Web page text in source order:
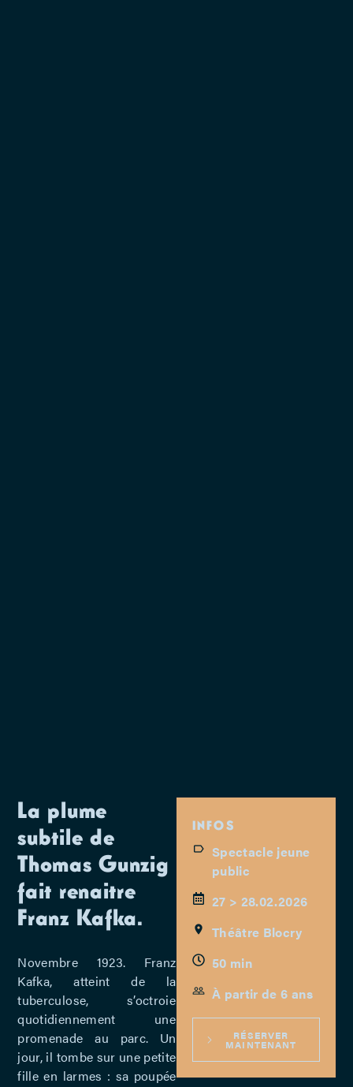
La plume
subtile de
Thomas Gunzig
fait renaitre
Franz Kafka.
Novembre 1923. Franz
Kafka, atteint de la
tuberculose, s’octroie
quotidiennement une
promenade au parc. Un
jour, il tombe sur une petite
fille en larmes : sa poupée
INFOS
Spectacle jeune
public
27 > 28.02.2026
Théâtre Blocry
50 min
À partir de 6 ans
RÉSERVER
MAINTENANT